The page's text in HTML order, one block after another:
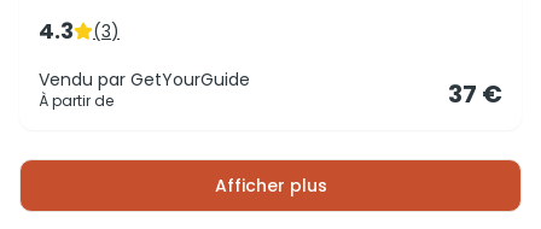
4.3 (3)
Vendu par GetYourGuide
À partir de 37 €
Afficher plus